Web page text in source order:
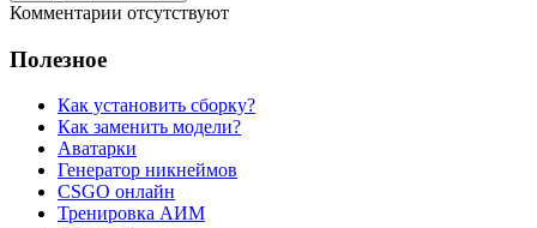
Комментарии отсутствуют
Полезное
Как установить сборку?
Как заменить модели?
Аватарки
Генератор никнеймов
CSGO онлайн
Тренировка АИМ